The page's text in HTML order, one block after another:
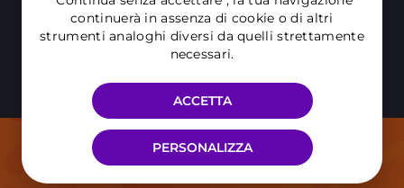
continuerà in assenza di cookie o di altri
strumenti analoghi diversi da quelli strettamente
necessari.
PERSONALIZZA
ACCETTA